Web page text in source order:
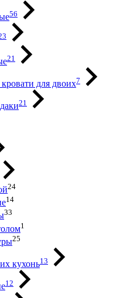
56
21
для двоих7
21
24
14
33
1
25
кухонь13
12